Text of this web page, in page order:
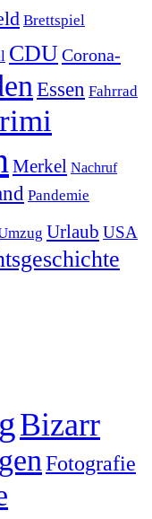
Brettspiel
CDUCorona-
Essen Fahrrad
Merkel Nachruf
Pandemie
Urlaub USA
Bizarr
Fotografie